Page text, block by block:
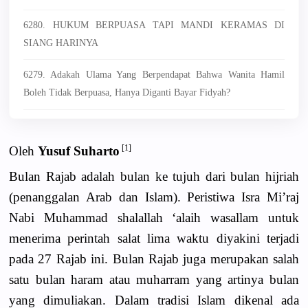
6280. HUKUM BERPUASA TAPI MANDI KERAMAS DI
SIANG HARINYA
6279. Adakah Ulama Yang Berpendapat Bahwa Wanita Hamil
Boleh Tidak Berpuasa, Hanya Diganti Bayar Fidyah?
Oleh Yusuf Suharto [1]
Bulan Rajab adalah bulan ke tujuh dari bulan hijriah
(penanggalan Arab dan Islam). Peristiwa Isra Mi’raj
Nabi Muhammad shalallah ‘alaih wasallam untuk
menerima perintah salat lima waktu diyakini terjadi
pada 27 Rajab ini. Bulan Rajab juga merupakan salah
satu bulan haram atau muharram yang artinya bulan
yang dimuliakan. Dalam tradisi Islam dikenal ada